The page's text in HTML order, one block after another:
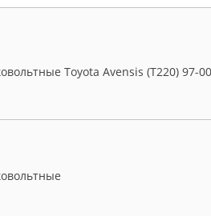
Toyota Avensis (T220) 97-